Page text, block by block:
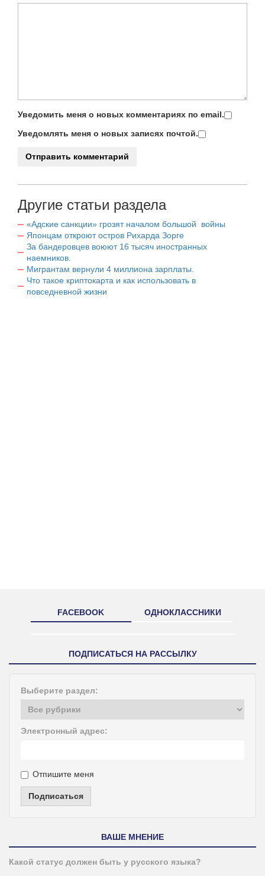
Уведомить меня о новых комментариях по email.
Уведомлять меня о новых записях почтой.
Другие статьи раздела
«Адские санкции» грозят началом большой войны
Японцам откроют остров Рихарда Зорге
За бандеровцев воюют 16 тысяч иностранных
наемников.
Мигрантам вернули 4 миллиона зарплаты.
Что такое криптокарта и как использовать в
повседневной жизни
FACEBOOK ОДНОКЛАССНИКИ
ПОДПИСАТЬСЯ НА РАССЫЛКУ
Выберите раздел:
Электронный адрес:
Отпишите меня
Подписаться
ВАШЕ МНЕНИЕ
Какой статус должен быть у русского языка?